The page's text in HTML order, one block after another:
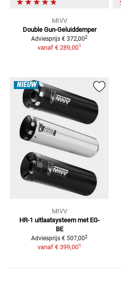
MIVV
Double Gun-Geluiddemper
Adviesprijs € 372,002
vanaf € 289,001
NIEUW
MIVV
HR-1 uitlaatsysteem met EG-
BE
Adviesprijs € 507,002
vanaf € 399,001